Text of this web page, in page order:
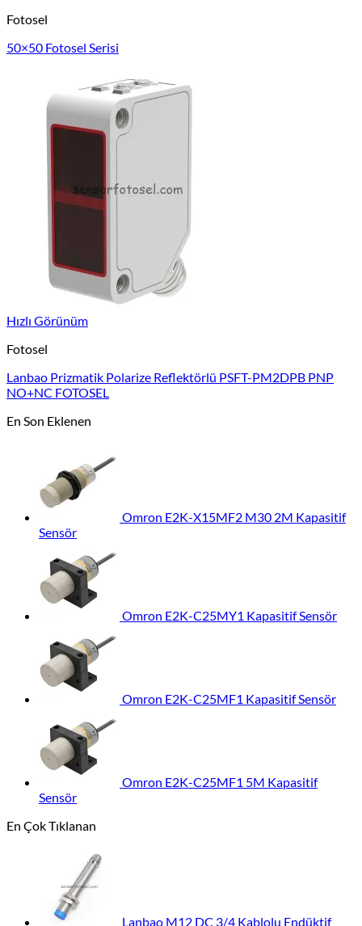
Fotosel
50×50 Fotosel Serisi
Hızlı Görünüm
Fotosel
Lanbao Prizmatik Polarize Reflektörlü PSFT-PM2DPB PNP
NO+NC FOTOSEL
En Son Eklenen
Omron E2K-X15MF2 M30 2M Kapasitif
Sensör
Omron E2K-C25MY1 Kapasitif Sensör
Omron E2K-C25MF1 Kapasitif Sensör
Omron E2K-C25MF1 5M Kapasitif
Sensör
En Çok Tıklanan
Lanbao M12 DC 3/4 Kablolu Endüktif